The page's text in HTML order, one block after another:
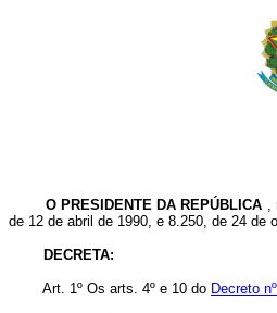
O PRESIDENTE DA REPÚBLICA ,
de 12 de abril de 1990, e 8.250, de 24 de
DECRETA:
Art. 1º Os arts. 4º e 10 do Decreto